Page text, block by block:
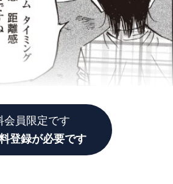
会員限定です
登録が必要です